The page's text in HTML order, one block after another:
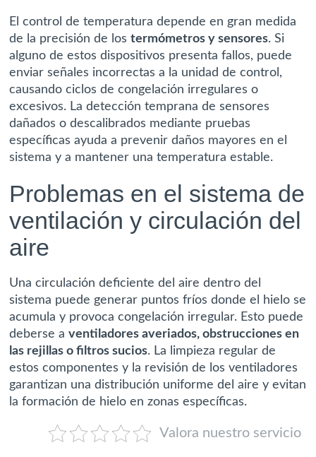
El control de temperatura depende en gran medida
de la precisión de lostermómetros y sensores. Si
alguno de estos dispositivos presenta fallos, puede
enviar señales incorrectas a la unidad de control,
causando ciclos de congelación irregulares o
excesivos. La detección temprana de sensores
dañados o descalibrados mediante pruebas
específicas ayuda a prevenir daños mayores en el
sistema y a mantener una temperatura estable.
Problemas en el sistema de
ventilación y circulación del
aire
Una circulación deficiente del aire dentro del
sistema puede generar puntos fríos donde el hielo se
acumula y provoca congelación irregular. Esto puede
deberse aventiladores averiados, obstrucciones en
las rejillas o filtros sucios. La limpieza regular de
estos componentes y la revisión de los ventiladores
garantizan una distribución uniforme del aire y evitan
la formación de hielo en zonas específicas.
Valora nuestro servicio